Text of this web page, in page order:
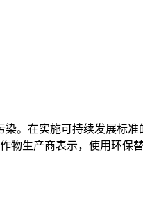
。在实施可持续发展标
物生产商表示，使用环保